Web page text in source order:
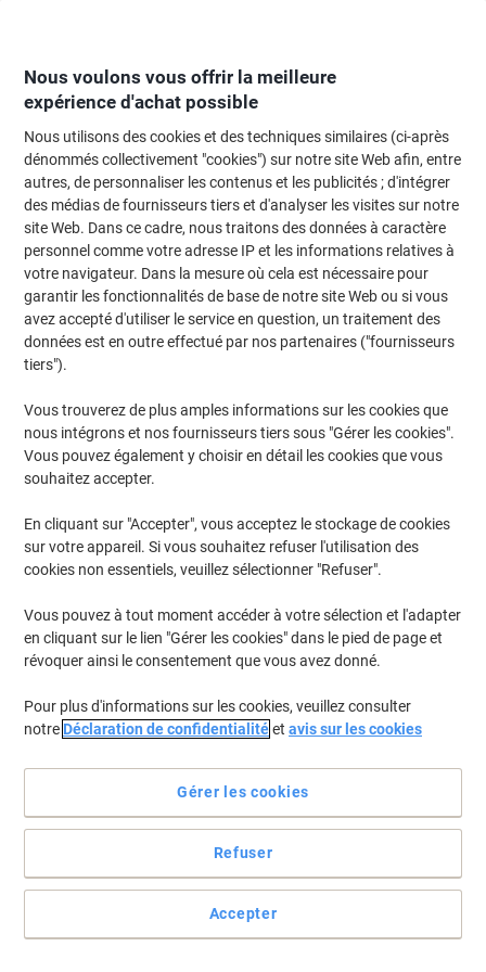
navigation
Page d'Accueil Service client Rechercher
Aucun résultat
Désolé, nous n'avons trouvé aucun résultat concernant '{0}'
Revenir au service client
Nous envoyer un message
Nous contacter
(0032) 38 605 272
Du lundi au vendredi de 9h à 5h
LIVRAISON GRATUITE DÈS 99,00 € (HORS TVA)
RETOUR GRATUIT SOUS 30 JOURS
Panier
Nous voulons vous offrir la meilleure
expérience d'achat possible
Nous utilisons des cookies et des techniques similaires (ci-après
dénommés collectivement "cookies") sur notre site Web afin, entre
autres, de personnaliser les contenus et les publicités ; d'intégrer
des médias de fournisseurs tiers et d'analyser les visites sur notre
site Web. Dans ce cadre, nous traitons des données à caractère
personnel comme votre adresse IP et les informations relatives à
votre navigateur. Dans la mesure où cela est nécessaire pour
garantir les fonctionnalités de base de notre site Web ou si vous
avez accepté d'utiliser le service en question, un traitement des
données est en outre effectué par nos partenaires ("fournisseurs
tiers").
Vous trouverez de plus amples informations sur les cookies que
nous intégrons et nos fournisseurs tiers sous "Gérer les cookies".
Vous pouvez également y choisir en détail les cookies que vous
souhaitez accepter.
En cliquant sur "Accepter", vous acceptez le stockage de cookies
sur votre appareil. Si vous souhaitez refuser l'utilisation des
cookies non essentiels, veuillez sélectionner "Refuser".
Vous pouvez à tout moment accéder à votre sélection et l'adapter
en cliquant sur le lien "Gérer les cookies" dans le pied de page et
révoquer ainsi le consentement que vous avez donné.
Pour plus d'informations sur les cookies, veuillez consulter
notre Déclaration de confidentialitéet avis sur les cookies
Gérer les cookies
Refuser
Accepter